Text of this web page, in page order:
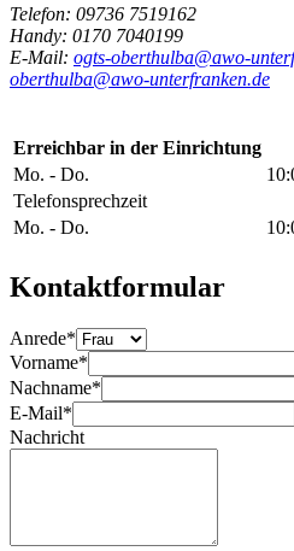
Telefon: 09736 7519162
Handy: 0170 7040199
E-Mail: ogts-oberthulba@awo-
oberthulba@awo-unterfranken.de
Erreichbar in der Einrichtung
Mo. - Do.
Telefonsprechzeit
Mo. - Do.
Kontaktformular
Anrede*
Vorname*
Nachname*
E-Mail*
Nachricht